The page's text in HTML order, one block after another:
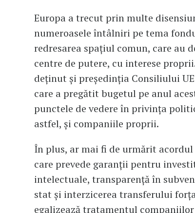
Europa a trecut prin multe
numeroasele întâlniri pe tema
redresarea spațiul comun, care au
centre de putere, cu interese
deținut și președinția Consiliului
care a pregătit bugetul pe anul
punctele de vedere în privința
astfel, și companiile proprii.
În plus, ar mai fi de urmărit acordul
care prevede garanții pentru
intelectuale, transparență în
stat și interzicerea transferului
egalizează tratamentul